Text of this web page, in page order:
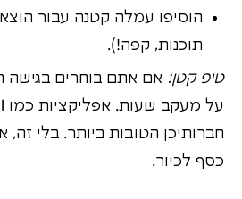
הוסיפו עמלה קטנה עבור
תוכנות, קפה!).
טיפ קטן: אם אתם בוחרים בגישה
חברותיכן הטובות ביותר. בלי
כסף לכיור.